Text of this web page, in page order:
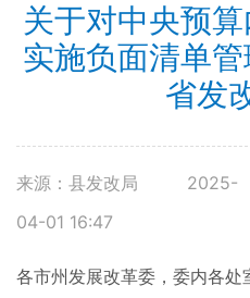
关于对中央预
实施负面清单
省发
来源：县发改局
2025-
04-01 16:47
各市州发展改革委，委内各处